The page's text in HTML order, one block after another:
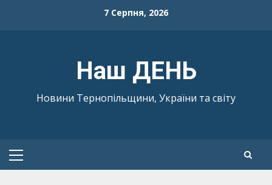
7 Серпня, 2026
Наш ДЕНЬ
Новини Тернопільщини, України та світу
Primary